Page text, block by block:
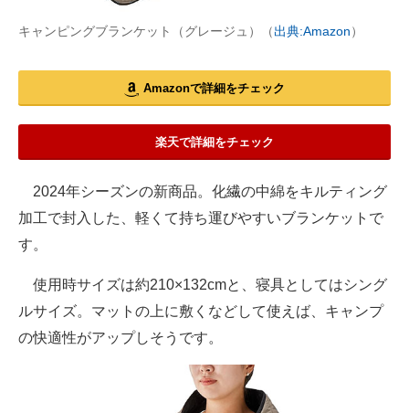
キャンピングブランケット（グレージュ）（出典:Amazon）
Amazonで詳細をチェック
楽天で詳細をチェック
2024年シーズンの新商品。化繊の中綿をキルティング
加工で封入した、軽くて持ち運びやすいブランケットで
す。
使用時サイズは約210×132cmと、寝具としてはシング
ルサイズ。マットの上に敷くなどして使えば、キャンプ
の快適性がアップしそうです。